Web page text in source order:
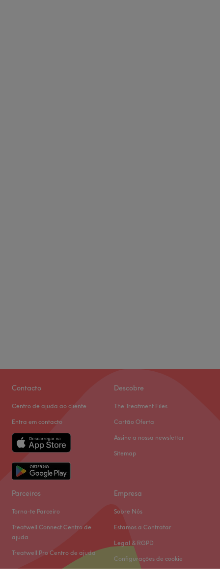
Contacto
Centro de ajuda ao cliente
Entra em contacto
Descobre
The Treatment Files
Cartão Oferta
Assine a nossa newsletter
Sitemap
Parceiros
Torna-te Parceiro
Treatwell Connect Centro de
ajuda
Treatwell Pro Centro de ajuda
Empresa
Sobre Nós
Estamos a Contratar
Legal & RGPD
Configurações de cookie